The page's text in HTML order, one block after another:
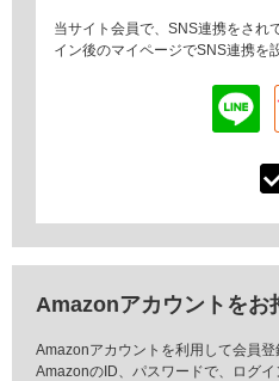
当サイト会員で、SNS連携をされ
イン後のマイページでSNS連携を
Amazonアカウントをお
Amazonアカウントを利用して会員登
AmazonのID、パスワードで、ログイ